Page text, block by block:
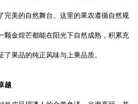
完美的自然舞台。这里的果农遵循自然规
颗金煌芒都能在阳光下自然成熟，积累充
了果品的纯正风味与上乘品质。
越